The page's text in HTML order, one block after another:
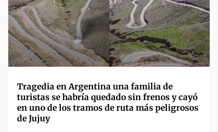
Tragedia en Argentina una familia de
turistas se habría quedado sin frenos y cayó
en uno de los tramos de ruta más peligrosos
de Jujuy